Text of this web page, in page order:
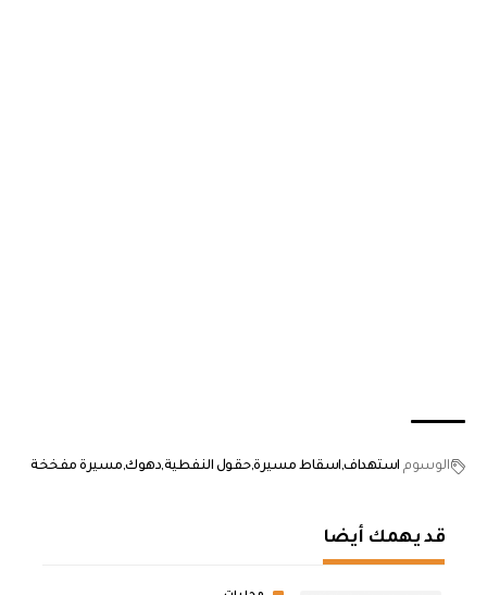
الوسوم استهداف اسقاط مسيرةحقول النفطيةدهوك مسيرة مفخخة
قد يهمك أيضا